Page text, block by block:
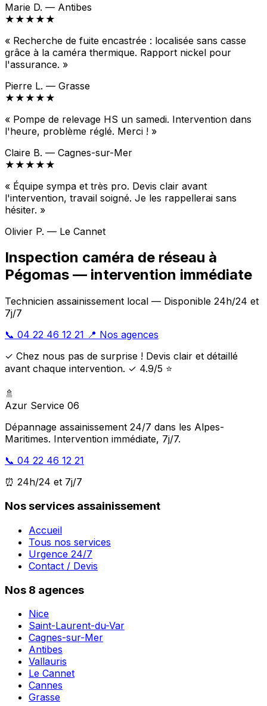
Marie D. — Antibes
★★★★★
« Recherche de fuite encastrée : localisée sans casse
grâce à la caméra thermique. Rapport nickel pour
l'assurance. »
Pierre L. — Grasse
★★★★★
« Pompe de relevage HS un samedi. Intervention dans
l'heure, problème réglé. Merci ! »
Claire B. — Cagnes-sur-Mer
★★★★★
« Équipe sympa et très pro. Devis clair avant
l'intervention, travail soigné. Je les rappellerai sans
hésiter. »
Olivier P. — Le Cannet
Inspection caméra de réseau à
Pégomas — intervention immédiate
Technicien assainissement local — Disponible 24h/24 et
7j/7
📞 04 22 46 12 21 📍 Nos agences
✓ Chez nous pas de surprise ! Devis clair et détaillé
avant chaque intervention. ✓ 4.9/5 ⭐
🚿
Azur Service 06
Dépannage assainissement 24/7 dans les Alpes-
Maritimes. Intervention immédiate, 7j/7.
📞 04 22 46 12 21
⏰ 24h/24 et 7j/7
Nos services assainissement
Accueil
Tous nos services
Urgence 24/7
Contact / Devis
Nos 8 agences
Nice
Saint-Laurent-du-Var
Cagnes-sur-Mer
Antibes
Vallauris
Le Cannet
Cannes
Grasse